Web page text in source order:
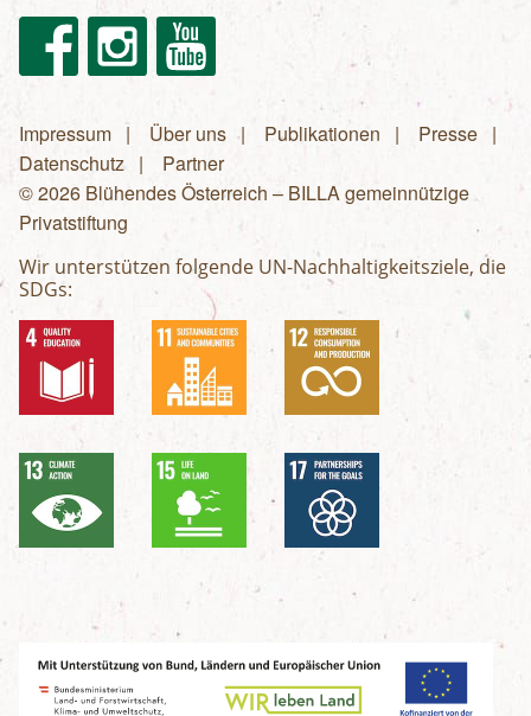
FacebookInstagram Youtube
Fußzeilenmenü
Impressum Über uns Publikationen
Presse
Datenschutz
Partner
© 2026 Blühendes Österreich – BILLA gemeinnützige
Privatstiftung
Wir unterstützen folgende UN-Nachhaltigkeitsziele, die
SDGs: